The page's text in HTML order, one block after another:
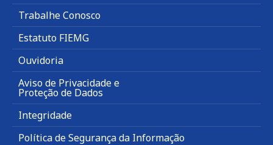
Trabalhe Conosco
Estatuto FIEMG
Ouvidoria
Aviso de Privacidade e
Proteção de Dados
Integridade
Política de Segurança da Informação